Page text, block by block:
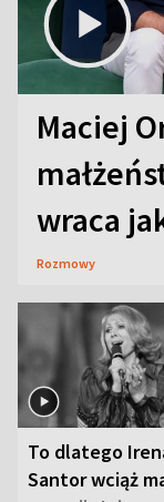
Maciej
wraca
Rozmowy
To dlatego
Santor wciąż